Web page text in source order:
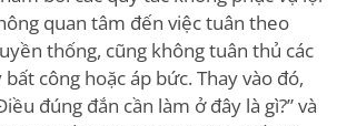
quan tâm đến việc tuân theo
thống, cũng không tuân thủ các
công hoặc áp bức. Thay vào đó,
đúng đắn cần làm ở đây là gì?” và